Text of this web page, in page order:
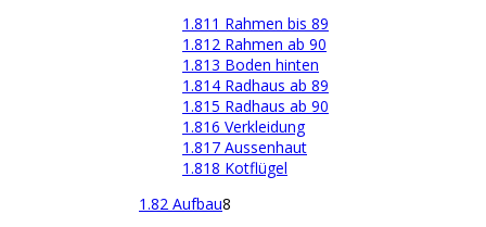
1.811 Rahmen bis 89
1.812 Rahmen ab 90
1.813 Boden hinten
1.814 Radhaus ab 89
1.815 Radhaus ab 90
1.816 Verkleidung
1.817 Aussenhaut
1.818 Kotflügel
1.82 Aufbau8